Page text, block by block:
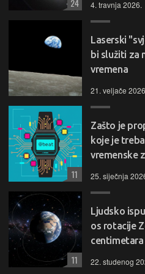
svakodnevne zadatke uz AMD
RAM-a i brzi 512 GB SSD.
iskustvo rada i preglednosti,
čini ovaj laptop idealnim za
579,99 €
💻💼 Svestran i pouzdan, HP
svakodnevni rad, učenje i
Laptop HP 15-fc0277nm -
Odabrani modeli
Spoj precizne izrade,
zvuka za istinski Hi-Fi doživljaj.
Premium industrijski dizajn.
AKCIJA
4. travnja 2026.
24
Laserski
bi služiti za
vremena
21. veljače
Zašto je
koje je
vremenske
25. siječnja
11
Ljudsko
os rotacije
centimetara
22. studenog
11